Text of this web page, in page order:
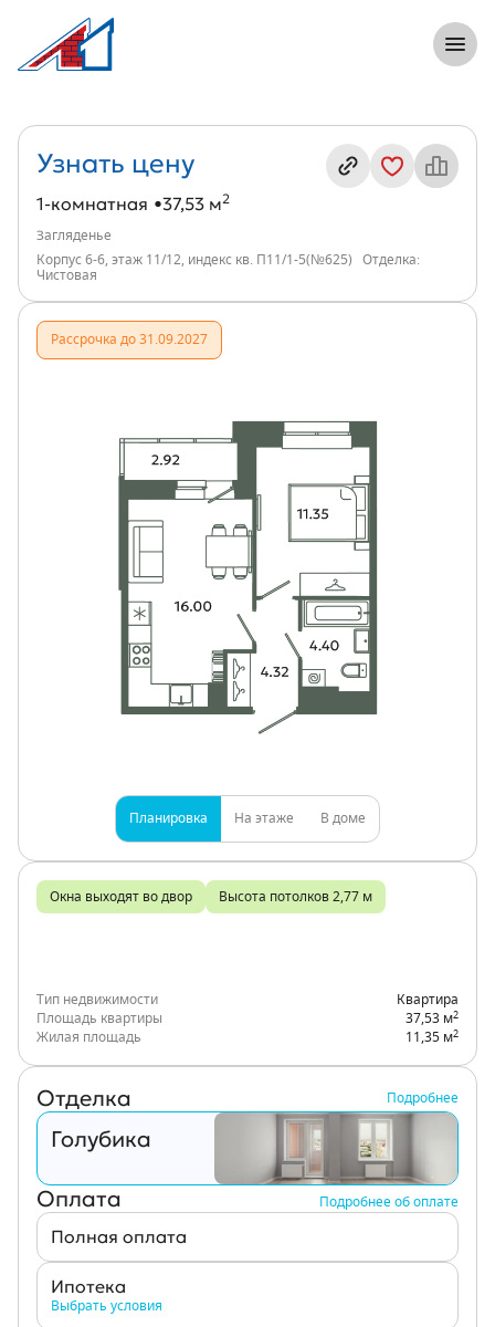
1-комнатная, 38 м², ЖК Загляденье,
Информация о квартире
Узнать цену
1-комнатная 37,53 м2
Загляденье
Корпус 6-6, этаж 11/12, индекс кв. П11/1-5(№625)
Отделка:
Чистовая
Рассрочка до 31.09.2027
Планировка На этаже В доме
Окна выходят во двор Высота потолков 2,77 м
Тип недвижимости
Квартира
Площадь квартиры
37,53 м2
Жилая площадь 11,35 м2
Отделка Подробнее
Голубика
Оплата Подробнее об оплате
Полная оплата
Ипотека
Выбрать условия